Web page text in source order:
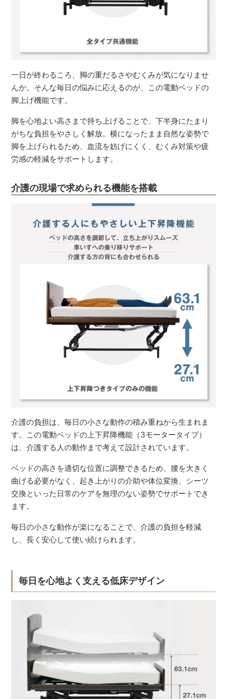
一日が終わるころ、脚の重だるさやむくみが気になりませ
んか。そんな毎日の悩みに応えるのが、この電動ベッドの
脚上げ機能です。
脚を心地よい高さまで持ち上げることで、下半身にたまり
がちな負担をやさしく解放。横になったまま自然な姿勢で
脚を上げられるため、血流を妨げにくく、むくみ対策や疲
労感の軽減をサポートします。
介護の現場で求められる機能を搭載
介護の負担は、毎日の小さな動作の積み重ねから生まれま
す。この電動ベッドの上下昇降機能（3モータータイプ）
は、介護する人の動作まで考えて設計されています。
ベッドの高さを適切な位置に調整できるため、腰を大きく
曲げる必要がなく、起き上がりの介助や体位変換、シーツ
交換といった日常のケアを無理のない姿勢でサポートでき
ます。
毎日の小さな動作が楽になることで、介護の負担を軽減
し、長く安心して使い続けられます。
毎日を心地よく支える低床デザイン